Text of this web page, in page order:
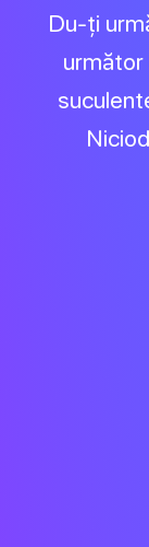
Du-ți
următor